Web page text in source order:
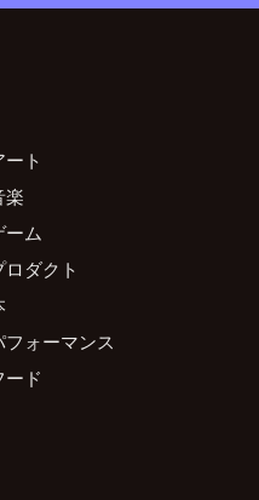
ート
楽
ーム
ロダクト
フォーマンス
ード